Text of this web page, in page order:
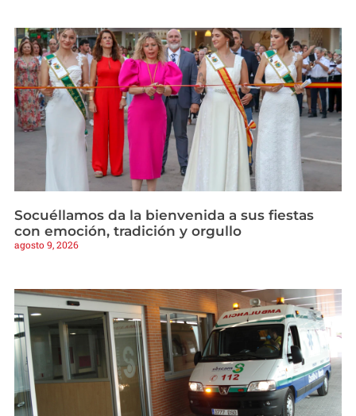
Socuéllamos da la bienvenida a sus fiestas
con emoción, tradición y orgullo
agosto 9, 2026